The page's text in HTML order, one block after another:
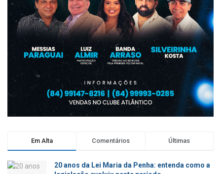
Em Alta Comentários Últimas
20 anos da Lei Maria da Penha: entenda como a